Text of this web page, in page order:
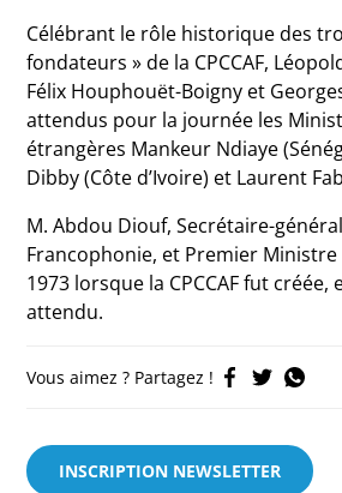
Célébrant le rôle historique des
fondateurs » de la CPCCAF,
Félix Houphouët-Boigny et
attendus pour la journée les
étrangères Mankeur Ndiaye
Dibby (Côte d’Ivoire) et Laurent
M. Abdou Diouf, Secrétaire-
Francophonie, et Premier Ministre
1973 lorsque la CPCCAF fut créée,
attendu.
Vous aimez ? Partagez !
INSCRIPTION NEWSLETTER